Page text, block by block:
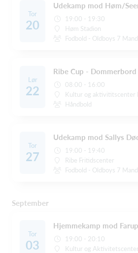
Tor
20
Udekamp mod Høm/
19:00 - 19:30
Høm Stadion
Fodbold - Oldboys 7
Lør
22
Ribe Cup - Dommerbord
08:00 - 16:00
Kultur og aktivititscenter
Håndbold
Tor
27
Udekamp mod Sallys
19:00 - 19:40
Ribe Fritidscenter
Fodbold - Oldboys 7
September
Tor
03
Hjemmekamp mod Farup
19:00 - 20:10
Kultur og